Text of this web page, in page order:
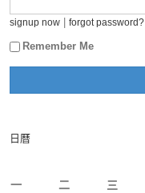
signup now forgot password?
Remember Me
日曆
一
二 三